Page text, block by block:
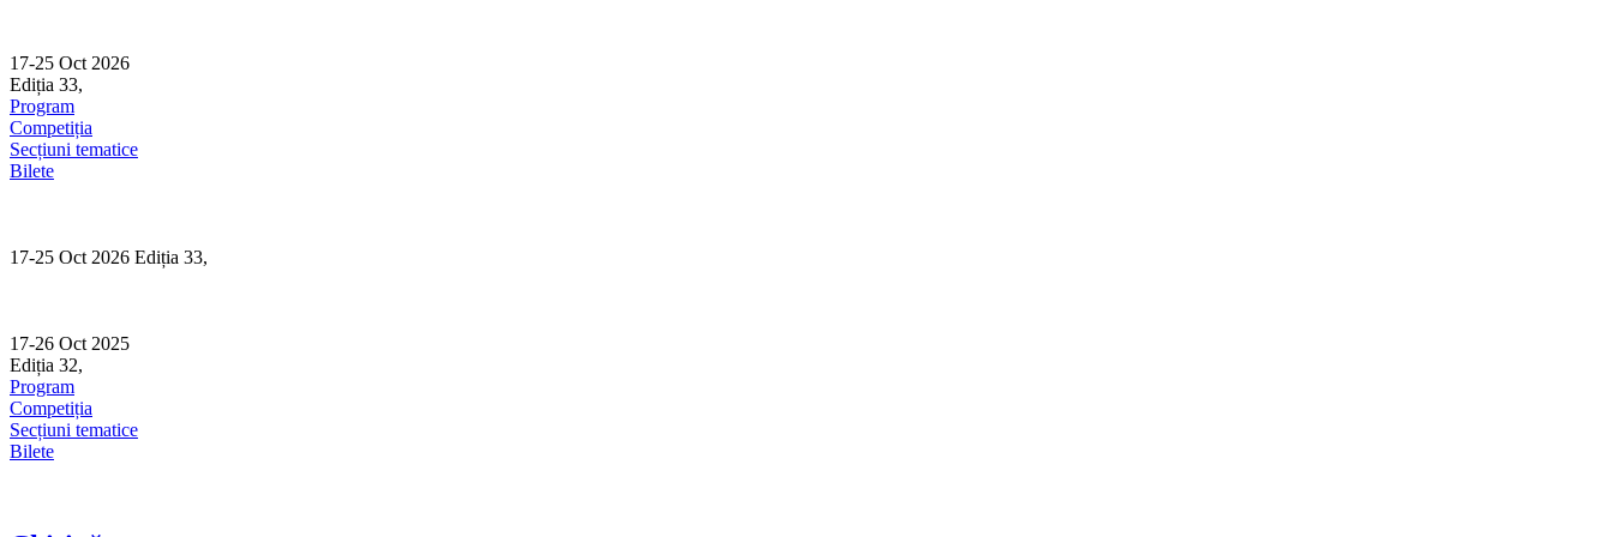
content
17-25 Oct 2026
Ediția 33,
Program
Competiția
Secțiuni tematice
Bilete
17-25 Oct 2026 Ediția 33,
17-26 Oct 2025
Ediția 32,
Program
Competiția
Secțiuni tematice
Bilete